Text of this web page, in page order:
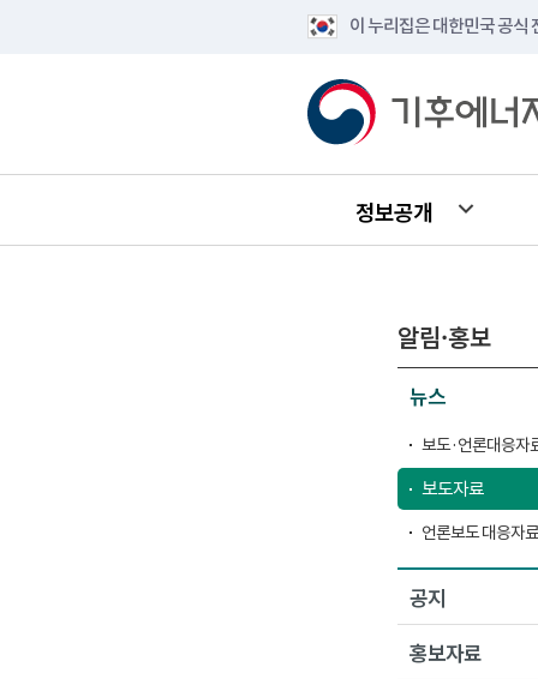
이 누리집은 대한민국 공식
정보공개
알림·홍보
뉴스
보도·언론대응자
보도자료
언론보도 대응자료
공지
홍보자료